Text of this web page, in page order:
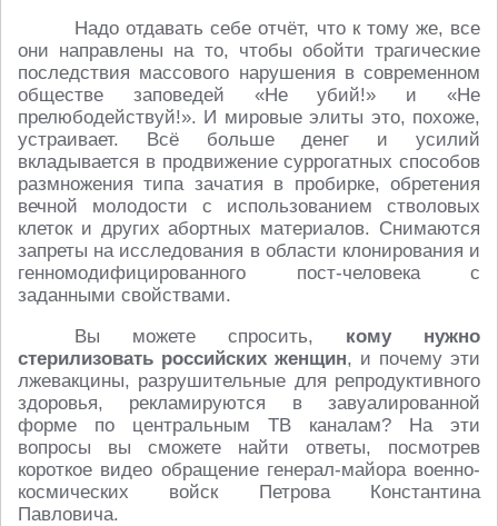
Надо отдавать себе отчёт, что к тому же, все
они направлены на то, чтобы обойти трагические
последствия массового нарушения в современном
обществе заповедей «Не убий!» и «Не
прелюбодействуй!». И мировые элиты это, похоже,
устраивает. Всё больше денег и усилий
вкладывается в продвижение суррогатных способов
размножения типа зачатия в пробирке, обретения
вечной молодости с использованием стволовых
клеток и других абортных материалов. Снимаются
запреты на исследования в области клонирования и
генномодифицированного пост-человека с
заданными свойствами.
Вы можете спросить, кому нужно
стерилизовать российских женщин, и почему эти
лжевакцины, разрушительные для репродуктивного
здоровья, рекламируются в завуалированной
форме по центральным ТВ каналам? На эти
вопросы вы сможете найти ответы, посмотрев
короткое видео обращение генерал-майора военно-
космических войск Петрова Константина
Павловича.